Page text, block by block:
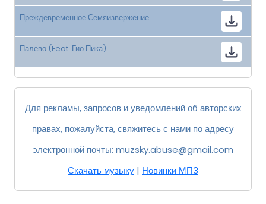
Преждевременное Семяизвержение
Палево (Feat. Гио Пика)
Для рекламы, запросов и уведомлений об авторских
правах, пожалуйста, свяжитесь с нами по адресу
электронной почты: muzsky.abuse@gmail.com
Скачать музыку | Новинки МП3